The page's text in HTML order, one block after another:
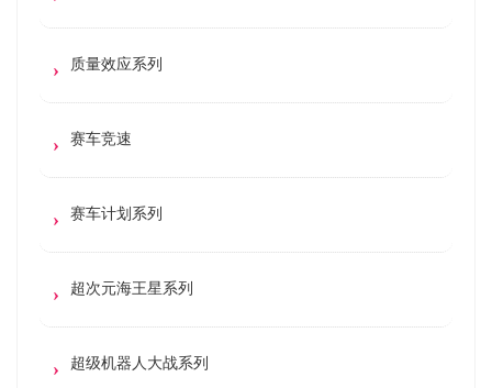
质量效应系列
赛车竞速
赛车计划系列
超次元海王星系列
超级机器人大战系列